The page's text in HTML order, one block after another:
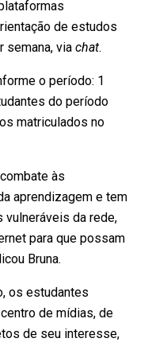
de estudos
semana, via chat.
o período: 1
do período
matriculados no
às
aprendizagem e tem
da rede,
para que possam
Bruna.
os estudantes
de mídias, de
de seu interesse,